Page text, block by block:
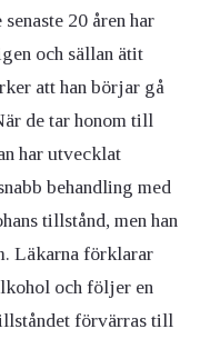
20 åren har
och sällan ätit
att han börjar gå
de tar honom till
har utvecklat
behandling med
tillstånd, men han
Läkarna förklarar
och följer en
förvärras till